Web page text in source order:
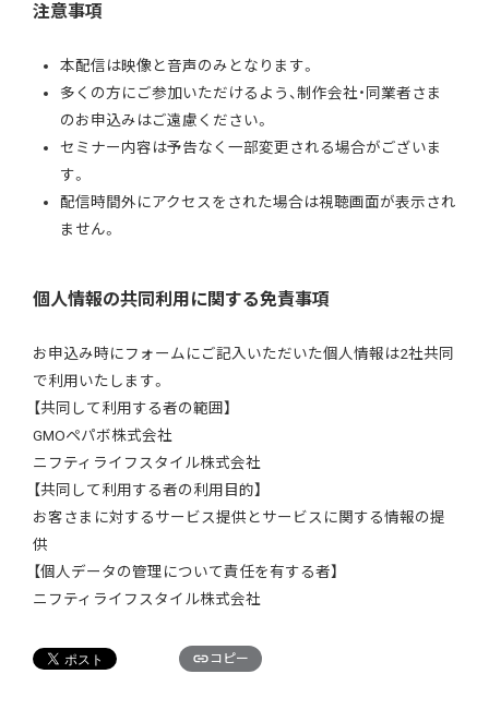
注意事項
本配信は映像と音声のみとなります。
多くの方にご参加いただけるよう、制作会社・同業者さま
のお申込みはご遠慮ください。
セミナー内容は予告なく一部変更される場合がございま
す。
配信時間外にアクセスをされた場合は視聴画面が表示され
ません。
個人情報の共同利用に関する免責事項
お申込み時にフォームにご記入いただいた個人情報は2社共同
で利用いたします。
【共同して利用する者の範囲】
GMOペパボ株式会社
ニフティライフスタイル株式会社
【共同して利用する者の利用目的】
お客さまに対するサービス提供とサービスに関する情報の提
供
【個人データの管理について責任を有する者】
ニフティライフスタイル株式会社
コピー